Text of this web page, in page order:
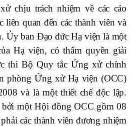
chịu trách nhiệm về các cáo
liên quan đến các thành viên và
Ủy ban Đạo đức Hạ viện là một
Hạ viện, có thẩm quyền giải
thi Bộ Quy tắc Ứng xử chính
phòng Ứng xử Hạ viện (OCC)
và là một thiết chế độc lập.
một Hội đồng OCC gồm 08
các thành viên đương nhiệm